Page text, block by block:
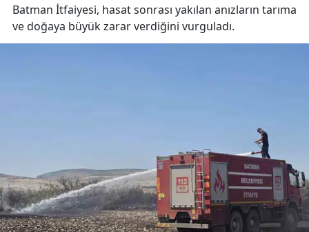
Batman İtfaiyesi, hasat sonrası yakılan anızların tarıma
ve doğaya büyük zarar verdiğini vurguladı.